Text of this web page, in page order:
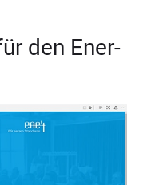
den Ener­